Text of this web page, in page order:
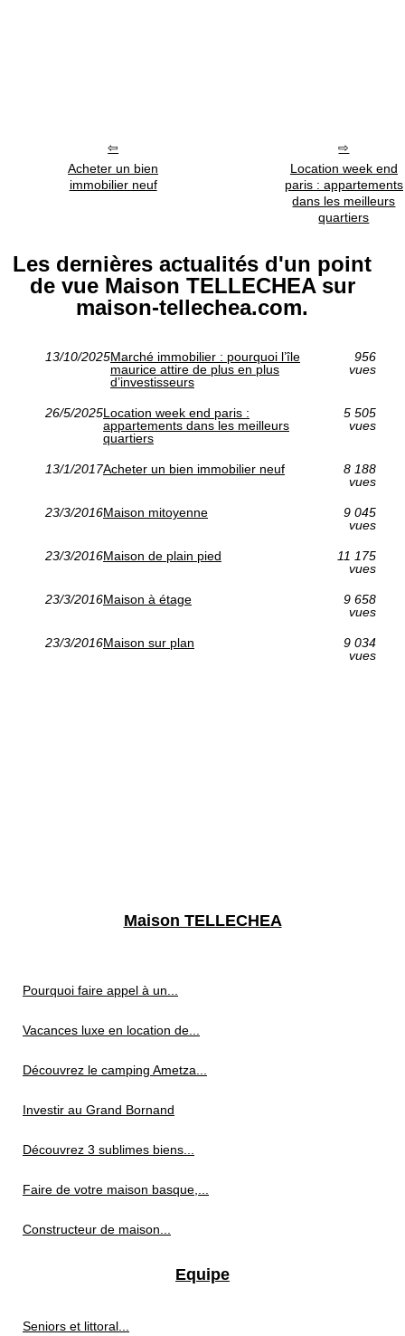
Acheter un bien
immobilier neuf
Location week end
paris : appartements
dans les meilleurs
quartiers
Les dernières actualités d'un point
de vue Maison TELLECHEA sur
maison-tellechea.com.
13/10/2025Marché immobilier : pourquoi l’île
maurice attire de plus en plus
d’investisseurs
956
vues
26/5/2025Location week end paris :
appartements dans les meilleurs
quartiers
5 505
vues
13/1/2017Acheter un bien immobilier neuf
8 188
vues
23/3/2016Maison mitoyenne
9 045
vues
23/3/2016Maison de plain pied
11 175
vues
23/3/2016Maison à étage
9 658
vues
23/3/2016Maison sur plan
9 034
vues
Maison TELLECHEA
Pourquoi faire appel à un...
Vacances luxe en location de...
Découvrez le camping Ametza...
Investir au Grand Bornand
Découvrez 3 sublimes biens...
Faire de votre maison basque,...
Constructeur de maison...
Equipe
Seniors et littoral...